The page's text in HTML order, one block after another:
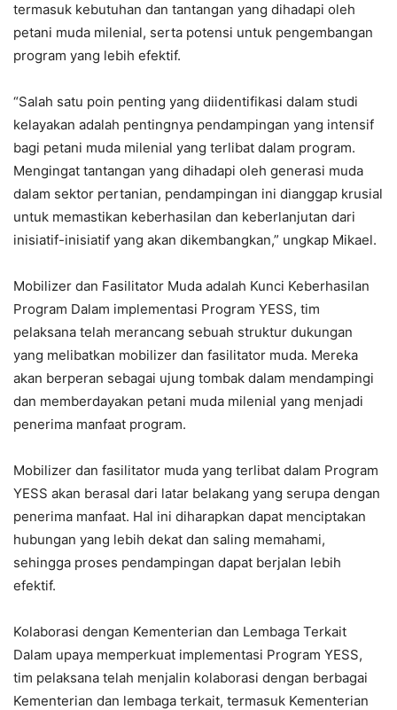
termasuk kebutuhan dan tantangan yang dihadapi oleh
petani muda milenial, serta potensi untuk pengembangan
program yang lebih efektif.
“Salah satu poin penting yang diidentifikasi dalam studi
kelayakan adalah pentingnya pendampingan yang intensif
bagi petani muda milenial yang terlibat dalam program.
Mengingat tantangan yang dihadapi oleh generasi muda
dalam sektor pertanian, pendampingan ini dianggap krusial
untuk memastikan keberhasilan dan keberlanjutan dari
inisiatif-inisiatif yang akan dikembangkan,” ungkap Mikael.
Mobilizer dan Fasilitator Muda adalah Kunci Keberhasilan
Program Dalam implementasi Program YESS, tim
pelaksana telah merancang sebuah struktur dukungan
yang melibatkan mobilizer dan fasilitator muda. Mereka
akan berperan sebagai ujung tombak dalam mendampingi
dan memberdayakan petani muda milenial yang menjadi
penerima manfaat program.
Mobilizer dan fasilitator muda yang terlibat dalam Program
YESS akan berasal dari latar belakang yang serupa dengan
penerima manfaat. Hal ini diharapkan dapat menciptakan
hubungan yang lebih dekat dan saling memahami,
sehingga proses pendampingan dapat berjalan lebih
efektif.
Kolaborasi dengan Kementerian dan Lembaga Terkait
Dalam upaya memperkuat implementasi Program YESS,
tim pelaksana telah menjalin kolaborasi dengan berbagai
Kementerian dan lembaga terkait, termasuk Kementerian